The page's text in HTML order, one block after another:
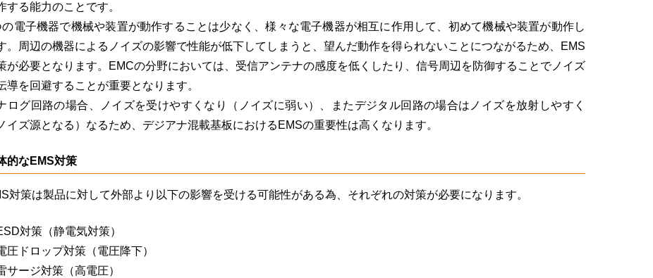
する能力のことです。
の電子機器で機械や装置が動作することは少なく、様々な電子機器が相互に作用して、初めて機械や装置が動作し
。周辺の機器によるノイズの影響で性能が低下してしまうと、望んだ動作を得られないことにつながるため、EMS
が必要となります。EMCの分野においては、受信アンテナの感度を低くしたり、信号周辺を防御することでノイズ
導を回避することが重要となります。
ログ回路の場合、ノイズを受けやすくなり（ノイズに弱い）、またデジタル回路の場合はノイズを放射しやすく
イズ源となる）なるため、デジアナ混載基板におけるEMSの重要性は高くなります。
的なEMS対策
対策は製品に対して外部より以下の影響を受ける可能性がある為、それぞれの対策が必要になります。
対策（静電気対策）
圧ドロップ対策（電圧降下）
サージ対策（高電圧）